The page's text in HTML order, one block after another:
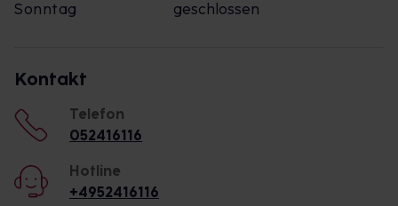
Sonntag
geschlossen
Kontakt
Telefon
052416116
Hotline
+4952416116